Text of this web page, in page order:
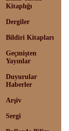
Kitaplığı
Dergiler
Bildiri Kitapları
Geçmişten
Yayınlar
Duyurular
Haberler
Arşiv
Sergi